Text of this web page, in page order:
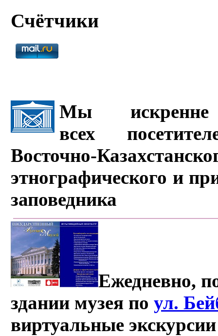
Счётчики
Мы искренне
всех
Восточно-
этнографического и
заповедника
Ежедневно,
здании музея поул.
виртуальные